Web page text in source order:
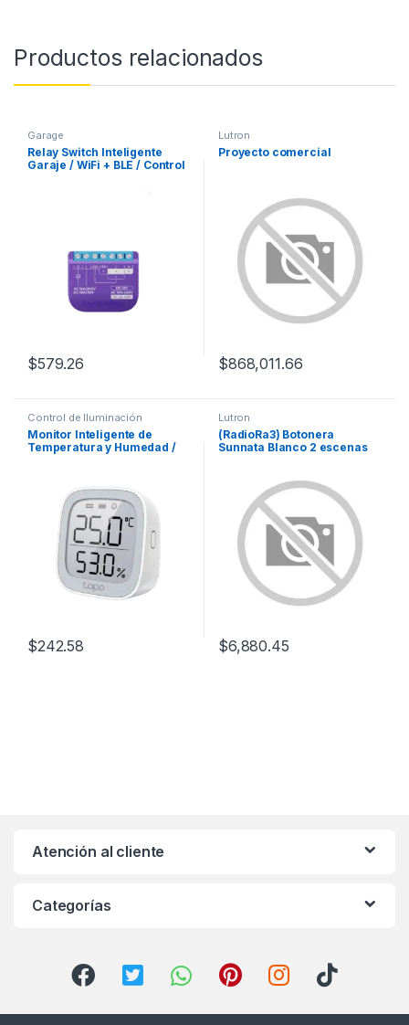
Productos relacionados
Garage
Relay Switch Inteligente
Garaje / WiFi + BLE / Control
$579.26
Lutron
Proyecto comercial
$868,011.66
Control de Iluminación
Monitor Inteligente de
Temperatura y Humedad /
Automatización Smart Home
/ Batería 2 Años / 868-922
$242.58
Lutron
(RadioRa3) Botonera
Sunnata Blanco 2 escenas
$6,880.45
Atención al cliente
Categorías